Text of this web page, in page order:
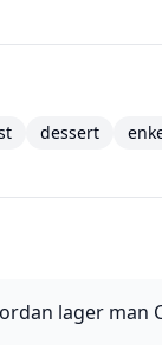
dessert
lager man